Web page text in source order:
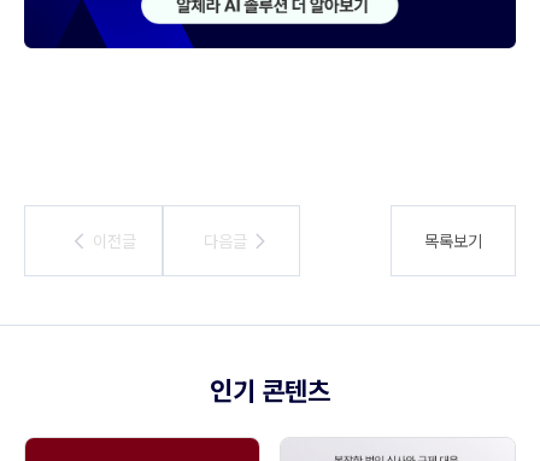
이전글
이전글 다음글
다음글 목록보기
인기 콘텐츠